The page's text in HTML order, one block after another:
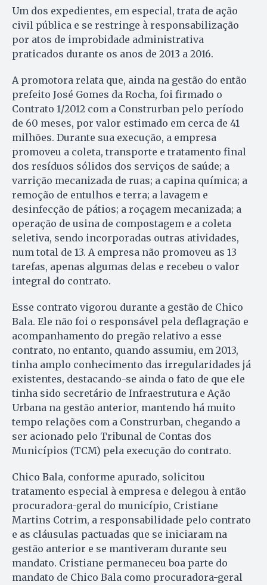
Um dos expedientes, em especial, trata de ação
civil pública e se restringe à responsabilização
por atos de improbidade administrativa
praticados durante os anos de 2013 a 2016.
A promotora relata que, ainda na gestão do então
prefeito José Gomes da Rocha, foi firmado o
Contrato 1/2012 com a Construrban pelo período
de 60 meses, por valor estimado em cerca de 41
milhões. Durante sua execução, a empresa
promoveu a coleta, transporte e tratamento final
dos resíduos sólidos dos serviços de saúde; a
varrição mecanizada de ruas; a capina química; a
remoção de entulhos e terra; a lavagem e
desinfecção de pátios; a roçagem mecanizada; a
operação de usina de compostagem e a coleta
seletiva, sendo incorporadas outras atividades,
num total de 13. A empresa não promoveu as 13
tarefas, apenas algumas delas e recebeu o valor
integral do contrato.
Esse contrato vigorou durante a gestão de Chico
Bala. Ele não foi o responsável pela deflagração e
acompanhamento do pregão relativo a esse
contrato, no entanto, quando assumiu, em 2013,
tinha amplo conhecimento das irregularidades já
existentes, destacando-se ainda o fato de que ele
tinha sido secretário de Infraestrutura e Ação
Urbana na gestão anterior, mantendo há muito
tempo relações com a Construrban, chegando a
ser acionado pelo Tribunal de Contas dos
Municípios (TCM) pela execução do contrato.
Chico Bala, conforme apurado, solicitou
tratamento especial à empresa e delegou à então
procuradora-geral do município, Cristiane
Martins Cotrim, a responsabilidade pelo contrato
e as cláusulas pactuadas que se iniciaram na
gestão anterior e se mantiveram durante seu
mandato. Cristiane permaneceu boa parte do
mandato de Chico Bala como procuradora-geral